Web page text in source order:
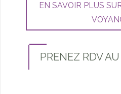
EN SAVOIR PLUS
PRENEZ RDV